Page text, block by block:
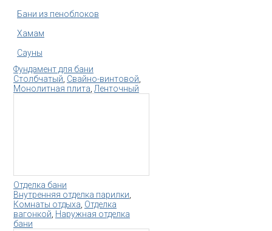
Бани из пеноблоков
Хамам
Сауны
Фундамент для бани
Столбчатый Свайно-винтовой
Монолитная плита Ленточный
Отделка бани
Внутренняя отделка парилки
Комнаты отдыха Отделка
вагонкой Наружная отделка
бани